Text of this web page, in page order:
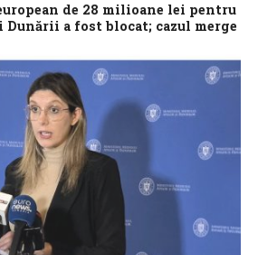
de 28 milioane lei pentru
a fost blocat; cazul merge
de lei din fonduri europene,
permiselor și proceselor-verbale
Biosferei Delta...